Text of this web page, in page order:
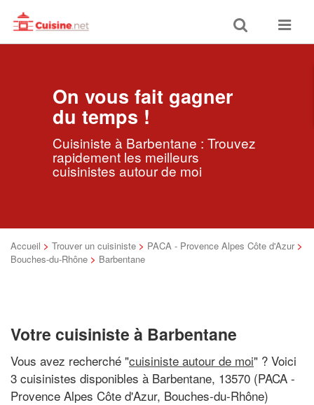
Toggle
search
Toggle
On vous fait gagner
du temps !
Cuisiniste à Barbentane : Trouvez
rapidement les meilleurs
cuisinistes autour de moi
Accueil > Trouver un cuisiniste > PACA - Provence Alpes Côte d'Azur >
Bouches-du-Rhône > Barbentane
Votre cuisiniste à Barbentane
Vous avez recherché "cuisiniste autour de moi" ? Voici
3 cuisinistes disponibles à Barbentane, 13570 (PACA -
Provence Alpes Côte d'Azur, Bouches-du-Rhône)